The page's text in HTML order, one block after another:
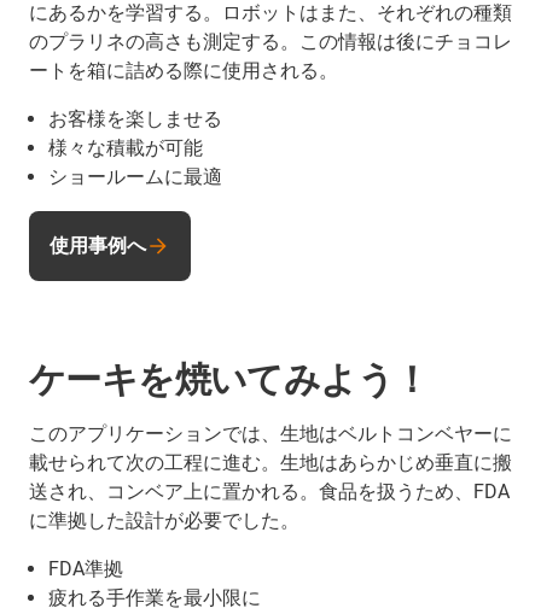
にあるかを学習する。ロボットはまた、それぞれの種類
のプラリネの高さも測定する。この情報は後にチョコレ
ートを箱に詰める際に使用される。
お客様を楽しませる
様々な積載が可能
ショールームに最適
使用事例へ
ケーキを焼いてみよう！
このアプリケーションでは、生地はベルトコンベヤーに
載せられて次の工程に進む。生地はあらかじめ垂直に搬
送され、コンベア上に置かれる。食品を扱うため、FDA
に準拠した設計が必要でした。
FDA準拠
疲れる手作業を最小限に